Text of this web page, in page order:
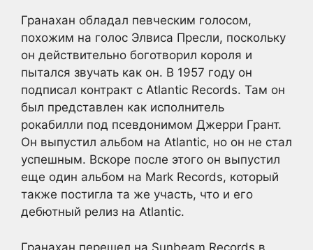
Гранахан обладал певческим голосом,
похожим на голос Элвиса Пресли, поскольку
он действительно боготворил короля и
пытался звучать как он. В 1957 году он
подписал контракт с Atlantic Records. Там он
был представлен как исполнитель
рокабилли под псевдонимом Джерри Грант.
Он выпустил альбом на Atlantic, но он не стал
успешным. Вскоре после этого он выпустил
еще один альбом на Mark Records, который
также постигла та же участь, что и его
дебютный релиз на Atlantic.
Гранахан перешел на Sunbeam Records в